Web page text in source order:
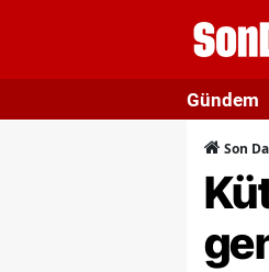
Gündem
Son